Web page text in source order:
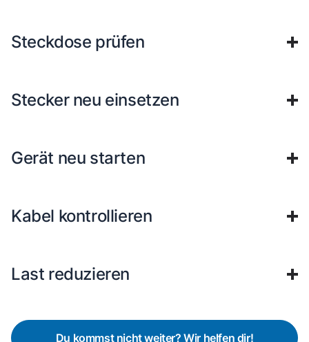
Steckdose prüfen
Stecker neu einsetzen
Gerät neu starten
Kabel kontrollieren
Last reduzieren
Du kommst nicht weiter? Wir helfen dir!